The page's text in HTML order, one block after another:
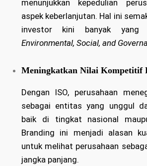
menunjukkan kepedulian
aspek keberlanjutan. Hal ini
investor kini banyak yang
Environmental, Social, and
Meningkatkan Nilai Kompetitif
Dengan ISO, perusahaan
sebagai entitas yang unggul
baik di tingkat nasional
Branding ini menjadi alasan
untuk melihat perusahaan
jangka panjang.